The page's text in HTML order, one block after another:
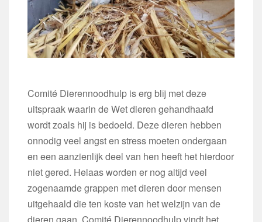
Comité Dierennoodhulp is erg blij met deze
uitspraak waarin de Wet dieren gehandhaafd
wordt zoals hij is bedoeld. Deze dieren hebben
onnodig veel angst en stress moeten ondergaan
en een aanzienlijk deel van hen heeft het hierdoor
niet gered. Helaas worden er nog altijd veel
zogenaamde grappen met dieren door mensen
uitgehaald die ten koste van het welzijn van de
dieren gaan. Comité Dierennoodhulp vindt het